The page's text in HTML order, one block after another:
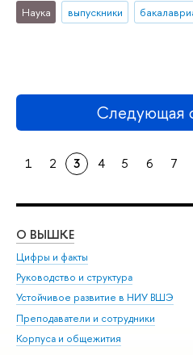
Наука выпускники
Следующая
1 2 3 4 5 6 7
О ВЫШКЕ
Цифры и факты
Руководство и структура
Устойчивое развитие в НИУ ВШЭ
Преподаватели и сотрудники
Корпуса и общежития